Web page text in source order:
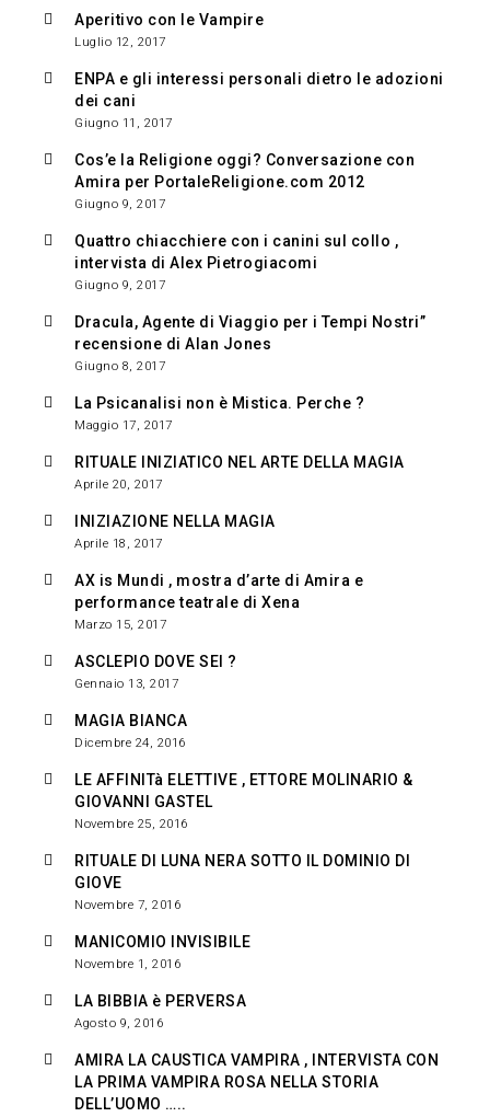
Aperitivo con le Vampire
Luglio 12, 2017
ENPA e gli interessi personali dietro le adozioni
dei cani
Giugno 11, 2017
Cos’e la Religione oggi? Conversazione con
Amira per PortaleReligione.com 2012
Giugno 9, 2017
Quattro chiacchiere con i canini sul collo ,
intervista di Alex Pietrogiacomi
Giugno 9, 2017
Dracula, Agente di Viaggio per i Tempi Nostri”
recensione di Alan Jones
Giugno 8, 2017
La Psicanalisi non è Mistica. Perche ?
Maggio 17, 2017
RITUALE INIZIATICO NEL ARTE DELLA MAGIA
Aprile 20, 2017
INIZIAZIONE NELLA MAGIA
Aprile 18, 2017
AX is Mundi , mostra d’arte di Amira e
performance teatrale di Xena
Marzo 15, 2017
ASCLEPIO DOVE SEI ?
Gennaio 13, 2017
MAGIA BIANCA
Dicembre 24, 2016
LE AFFINITà ELETTIVE , ETTORE MOLINARIO &
GIOVANNI GASTEL
Novembre 25, 2016
RITUALE DI LUNA NERA SOTTO IL DOMINIO DI
GIOVE
Novembre 7, 2016
MANICOMIO INVISIBILE
Novembre 1, 2016
LA BIBBIA è PERVERSA
Agosto 9, 2016
AMIRA LA CAUSTICA VAMPIRA , INTERVISTA CON
LA PRIMA VAMPIRA ROSA NELLA STORIA
DELL’UOMO …..